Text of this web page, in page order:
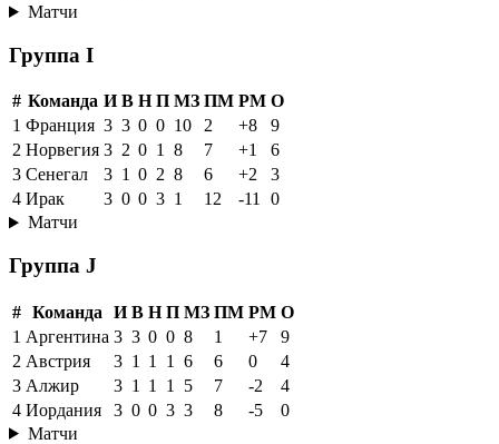
Матчи
Группа I
# Команда И В Н П МЗ ПМ РМ О
1 Франция 3 3 0 0 10 2 +8
9
2 Норвегия 3 2 0 1 8 7 +1
6
3 Сенегал 3 1 0 2 8 6 +2
3
4 Ирак 3 0 0 3 1 12 -11 0
Матчи
Группа J
# Команда И В Н П МЗ ПМ РМ О
1 Аргентина 3 3 0 0 8 1 +7
9
2 Австрия 3 1 1 1 6 6 0
4
3 Алжир 3 1 1 1 5 7 -2
4
4 Иордания 3 0 0 3 3 8 -5
0
Матчи